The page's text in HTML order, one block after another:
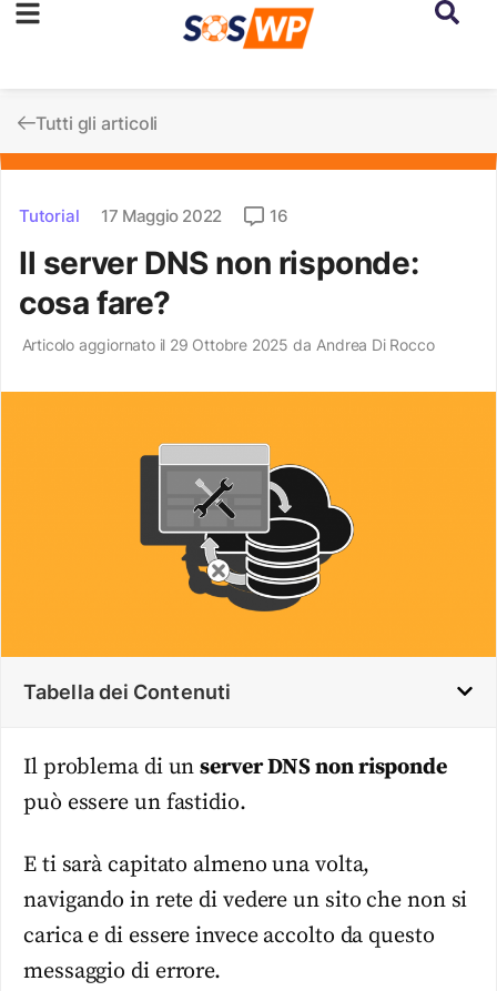
Tutti gli articoli
Tutorial 17 Maggio 2022 16
Il server DNS non risponde:
cosa fare?
Articolo aggiornato il 29 Ottobre 2025 da Andrea Di Rocco
Tabella dei Contenuti
Il problema di unserver DNS non risponde
può essere un fastidio.
E ti sarà capitato almeno una volta,
navigando in rete di vedere un sito che non si
carica e di essere invece accolto da questo
messaggio di errore.